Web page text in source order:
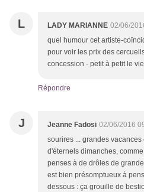
L LADY MARIANNE 02/06/
quel humour cet artiste-
pour voir les prix des
concession - petit à petit le
Répondre
J Jeanne Fadosi 02/06/2016
sourires ... grandes
d'éternels dimanches,
penses à de drôles de
est bien présomptueux à
dessous : ça grouille de